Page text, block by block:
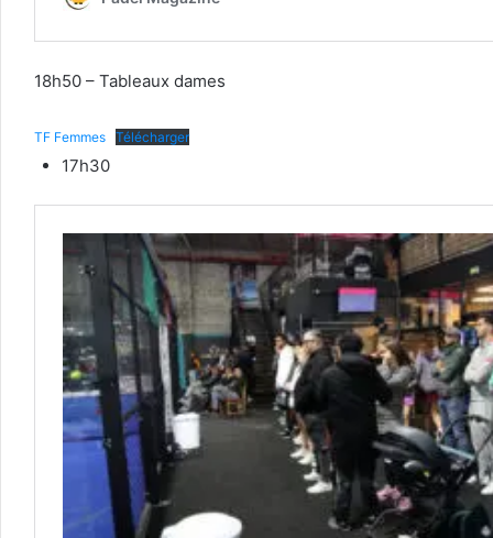
18h50 – Tableaux dames
TF Femmes Télécharger
17h30